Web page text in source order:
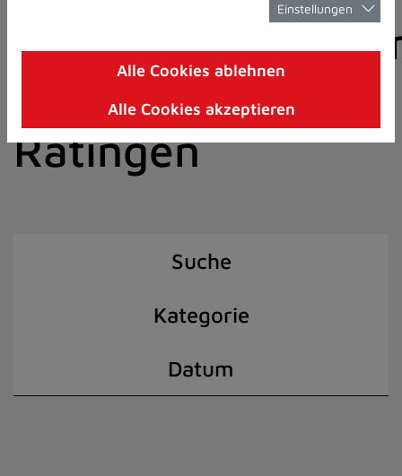
8)
I)
der Stadt
Ratingen
Suche
Kategorie
Datum
Einstellungen
Alle Cookies ablehnen
Alle Cookies akzeptieren